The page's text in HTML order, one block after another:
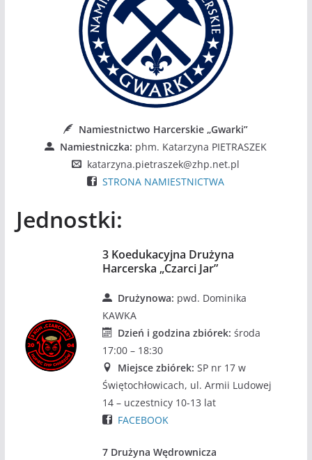
Namiestnictwo Harcerskie „Gwarki”
Namiestniczka: phm. Katarzyna PIETRASZEK
katarzyna.pietraszek@zhp.net.pl
STRONA NAMIESTNICTWA
Jednostki:
3 Koedukacyjna Drużyna
Harcerska „Czarci Jar”
Drużynowa: pwd. Dominika
KAWKA
Dzień i godzina zbiórek: środa
17:00 – 18:30
Miejsce zbiórek: SP nr 17 w
Świętochłowicach, ul. Armii Ludowej
14 – uczestnicy 10-13 lat
FACEBOOK
7 Drużyna Wędrownicza